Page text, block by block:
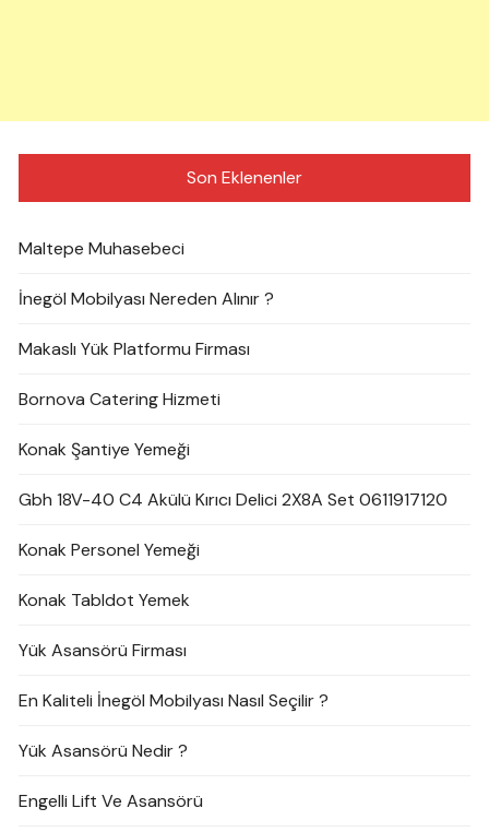
Son Eklenenler
Maltepe Muhasebeci
İnegöl Mobilyası Nereden Alınır ?
Makaslı Yük Platformu Firması
Bornova Catering Hizmeti
Konak Şantiye Yemeği
Gbh 18V-40 C4 Akülü Kırıcı Delici 2X8A Set 0611917120
Konak Personel Yemeği
Konak Tabldot Yemek
Yük Asansörü Firması
En Kaliteli İnegöl Mobilyası Nasıl Seçilir ?
Yük Asansörü Nedir ?
Engelli Lift Ve Asansörü